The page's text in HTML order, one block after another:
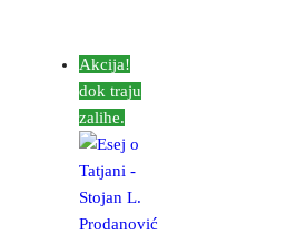
Akcija!
dok traju
zalihe.